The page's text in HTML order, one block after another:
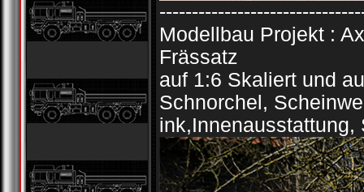
Modellbau Projekt :
Frässatz
auf 1:6 Skaliert und
Schnorchel,
ink,Innenausstattung,